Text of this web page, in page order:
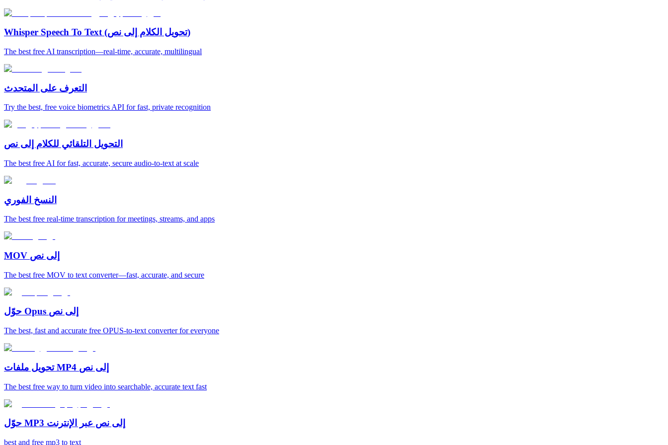
Whisper Speech To Text (تحويل الكلام إلى نص)
The best free AI transcription—real-time, accurate, multilingual
التعرف على المتحدث
Try the best, free voice biometrics API for fast, private recognition
التحويل التلقائي للكلام إلى نص
The best free AI for fast, accurate, secure audio‑to‑text at scale
النسخ الفوري
The best free real-time transcription for meetings, streams, and apps
MOV إلى نص
The best free MOV to text converter—fast, accurate, and secure
حوّل Opus إلى نص
The best, fast and accurate free OPUS-to-text converter for everyone
تحويل ملفات MP4 إلى نص
The best free way to turn video into searchable, accurate text fast
حوّل MP3 إلى نص عبر الإنترنت
best and free mp3 to text